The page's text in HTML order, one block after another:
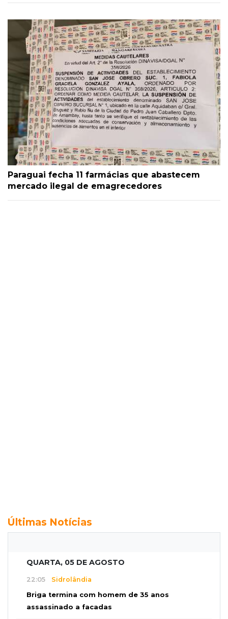
Paraguai fecha 11 farmácias que abastecem
mercado ilegal de emagrecedores
Últimas Notícias
QUARTA, 05 DE AGOSTO
22:05 Sidrolândia
Briga termina com homem de 35 anos
assassinado a facadas